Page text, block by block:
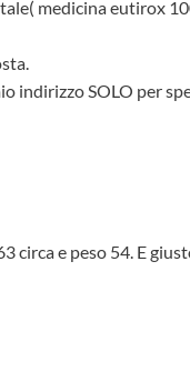
medicina eutirox
indirizzo SOLO per
circa e peso 54. E